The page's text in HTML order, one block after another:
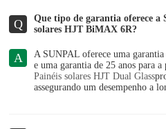
Q
Que tipo de garantia oferece a
solares HJT BiMAX 6R?
A
A SUNPAL oferece uma
e uma garantia de 25 anos para
Painéis solares HJT Dual Glass
assegurando um desempenho a